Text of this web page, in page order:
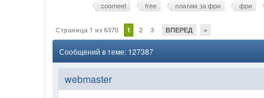
coomeet free платим за фри фри
Страница 1 из 6370 1 2 3 ВПЕРЕД »
Сообщений в теме: 127387
webmaster